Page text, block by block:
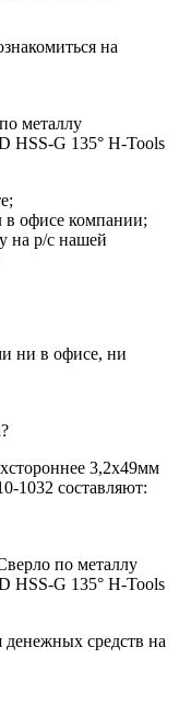
на
металлу
HSS-G 135° H-Tools
в офисе компании;
на р/с нашей
ни в офисе, ни
3,2x49мм
1032 составляют:
по металлу
HSS-G 135° H-Tools
денежных средств на